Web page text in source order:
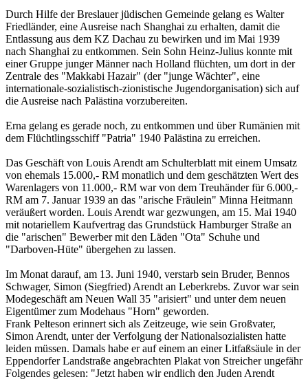
Durch Hilfe der Breslauer jüdischen Gemeinde gelang es Walter
Friedländer, eine Ausreise nach Shanghai zu erhalten, damit die
Entlassung aus dem KZ Dachau zu bewirken und im Mai 1939
nach Shanghai zu entkommen. Sein Sohn Heinz-Julius konnte mit
einer Gruppe junger Männer nach Holland flüchten, um dort in der
Zentrale des "Makkabi Hazair" (der "junge Wächter", eine
internationale-sozialistisch-zionistische Jugendorganisation) sich auf
die Ausreise nach Palästina vorzubereiten.
Erna gelang es gerade noch, zu entkommen und über Rumänien mit
dem Flüchtlingsschiff "Patria" 1940 Palästina zu erreichen.
Das Geschäft von Louis Arendt am Schulterblatt mit einem Umsatz
von ehemals 15.000,- RM monatlich und dem geschätzten Wert des
Warenlagers von 11.000,- RM war von dem Treuhänder für 6.000,-
RM am 7. Januar 1939 an das "arische Fräulein" Minna Heitmann
veräußert worden. Louis Arendt war gezwungen, am 15. Mai 1940
mit notariellem Kaufvertrag das Grundstück Hamburger Straße an
die "arischen" Bewerber mit den Läden "Ota" Schuhe und
"Darboven-Hüte" übergehen zu lassen.
Im Monat darauf, am 13. Juni 1940, verstarb sein Bruder, Bennos
Schwager, Simon (Siegfried) Arendt an Leberkrebs. Zuvor war sein
Modegeschäft am Neuen Wall 35 "arisiert" und unter dem neuen
Eigentümer zum Modehaus "Horn" geworden.
Frank Pelteson erinnert sich als Zeitzeuge, wie sein Großvater,
Simon Arendt, unter der Verfolgung der Nationalsozialisten hatte
leiden müssen. Damals habe er auf einem an einer Litfaßsäule in der
Eppendorfer Landstraße angebrachten Plakat von Streicher ungefähr
Folgendes gelesen: "Jetzt haben wir endlich den Juden Arendt